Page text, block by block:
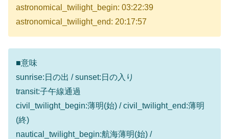
astronomical_twilight_begin: 03:22:39
astronomical_twilight_end: 20:17:57
■意味
sunrise:日の出 / sunset:日の入り
transit:子午線通過
civil_twilight_begin:薄明(始) / civil_twilight_end:薄明
(終)
nautical_twilight_begin:航海薄明(始) /